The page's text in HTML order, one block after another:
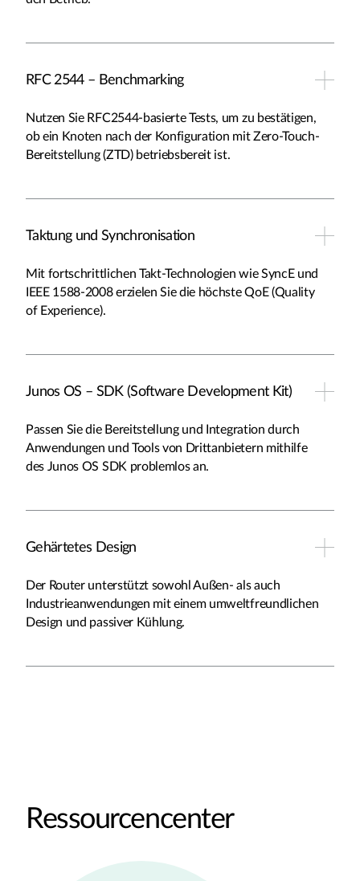
RFC 2544 – Benchmarking
Nutzen Sie RFC2544-basierte Tests, um zu bestätigen,
ob ein Knoten nach der Konfiguration mit Zero-Touch-
Bereitstellung (ZTD) betriebsbereit ist.
Taktung und Synchronisation
Mit fortschrittlichen Takt-Technologien wie SyncE und
IEEE 1588-2008erzielen Sie die höchste QoE (Quality
of Experience).
Junos OS – SDK (Software Development Kit)
Passen Sie die Bereitstellung und Integration durch
Anwendungen und Tools von Drittanbietern mithilfe
des Junos OS SDK problemlos an.
Gehärtetes Design
Der Router unterstützt sowohl Außen- als auch
Industrieanwendungen mit einem umweltfreundlichen
Design und passiver Kühlung.
Ressourcencenter